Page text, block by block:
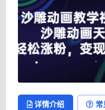
详情介绍